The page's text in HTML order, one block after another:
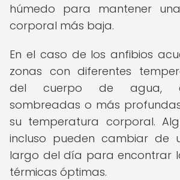
húmedo para mantener
corporal más baja.
En el caso de los anfibios
zonas con diferentes
del cuerpo de agua,
sombreadas o más
su temperatura corporal.
incluso pueden cambiar de
largo del día para encontrar
térmicas óptimas.